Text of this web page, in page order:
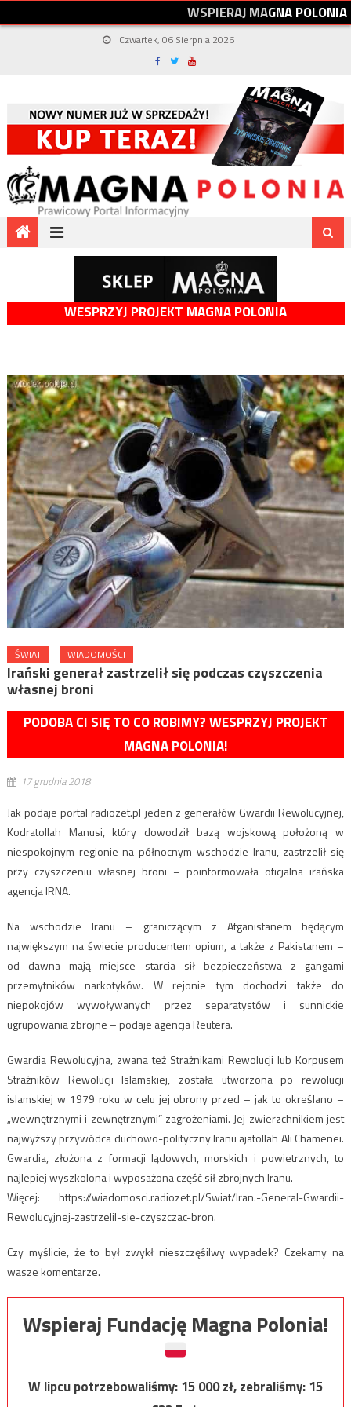
WSPIERAJMAGNAPOLONIA
Czwartek, 06 Sierpnia 2026
WESPRZYJ PROJEKT MAGNA POLONIA
ŚWIAT WIADOMOŚCI
Irański generał zastrzelił się podczas czyszczenia
własnej broni
PODOBA CI SIĘ TO CO ROBIMY? WESPRZYJ PROJEKT
MAGNA POLONIA!
17 grudnia 2018
Jak podaje portal radiozet.pl jeden z generałów Gwardii Rewolucyjnej,
Kodratollah Manusi, który dowodził bazą wojskową położoną w
niespokojnym regionie na północnym wschodzie Iranu, zastrzelił się
przy czyszczeniu własnej broni – poinformowała oficjalna irańska
agencja IRNA.
Na wschodzie Iranu – graniczącym z Afganistanem będącym
największym na świecie producentem opium, a także z Pakistanem –
od dawna mają miejsce starcia sił bezpieczeństwa z gangami
przemytników narkotyków. W rejonie tym dochodzi także do
niepokojów wywoływanych przez separatystów i sunnickie
ugrupowania zbrojne – podaje agencja Reutera.
Gwardia Rewolucyjna, zwana też Strażnikami Rewolucji lub Korpusem
Strażników Rewolucji Islamskiej, została utworzona po rewolucji
islamskiej w 1979 roku w celu jej obrony przed – jak to określano –
„wewnętrznymi i zewnętrznymi” zagrożeniami. Jej zwierzchnikiem jest
najwyższy przywódca duchowo-polityczny Iranu ajatollah Ali Chamenei.
Gwardia, złożona z formacji lądowych, morskich i powietrznych, to
najlepiej wyszkolona i wyposażona część sił zbrojnych Iranu.
Więcej: https://wiadomosci.radiozet.pl/Swiat/Iran.-General-Gwardii-
Rewolucyjnej-zastrzelil-sie-czyszczac-bron.
Czy myślicie, że to był zwykł nieszczęśilwy wypadek? Czekamy na
wasze komentarze.
Wspieraj Fundację Magna Polonia!
W lipcu potrzebowaliśmy:15 000zł, zebraliśmy:15